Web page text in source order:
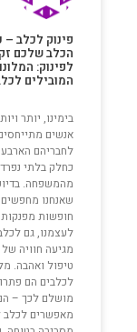
פינוק לכלב
הכלב שלכם
לפינוק:
המובילים
בימינו, יותר
אנשים
לחבריהם הארבע
כחלק בלתי נפרד
מהמשפחה.
שאנחנו מחפשים
חופשות מפנקות
לעצמנו, גם
מגיעה חוויה של
טיפול ואהבה.
לכלבים הם
מושלם לכך –
מאפשרים לכלב